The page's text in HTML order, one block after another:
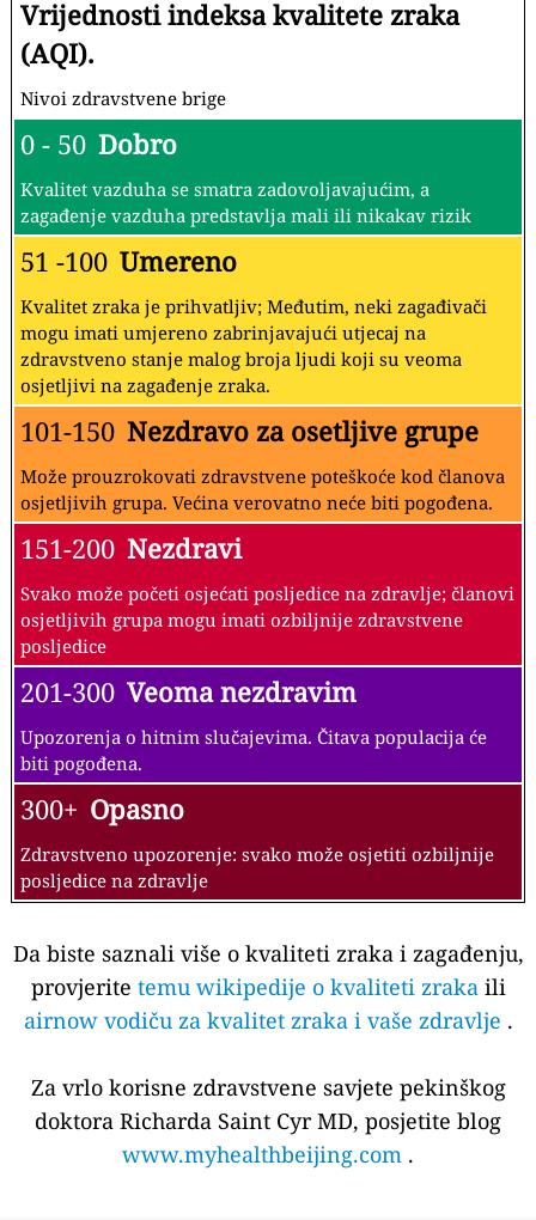
Vrijednosti indeksa kvalitete zraka
(AQI).
Nivoi zdravstvene brige
0 - 50 Dobro
Kvalitet vazduha se smatra zadovoljavajućim, a
zagađenje vazduha predstavlja mali ili nikakav rizik
51 -100 Umereno
Kvalitet zraka je prihvatljiv; Međutim, neki zagađivači
mogu imati umjereno zabrinjavajući utjecaj na
zdravstveno stanje malog broja ljudi koji su veoma
osjetljivi na zagađenje zraka.
101-150 Nezdravo za osetljive grupe
Može prouzrokovati zdravstvene poteškoće kod članova
osjetljivih grupa. Većina verovatno neće biti pogođena.
151-200 Nezdravi
Svako može početi osjećati posljedice na zdravlje; članovi
osjetljivih grupa mogu imati ozbiljnije zdravstvene
posljedice
201-300 Veoma nezdravim
Upozorenja o hitnim slučajevima. Čitava populacija će
biti pogođena.
300+ Opasno
Zdravstveno upozorenje: svako može osjetiti ozbiljnije
posljedice na zdravlje
Da biste saznali više o kvaliteti zraka i zagađenju,
provjerite temu wikipedije o kvaliteti zrakaili
airnow vodiču za kvalitet zraka i vaše zdravlje .
Za vrlo korisne zdravstvene savjete pekinškog
doktora Richarda Saint Cyr MD, posjetite blog
www.myhealthbeijing.com .